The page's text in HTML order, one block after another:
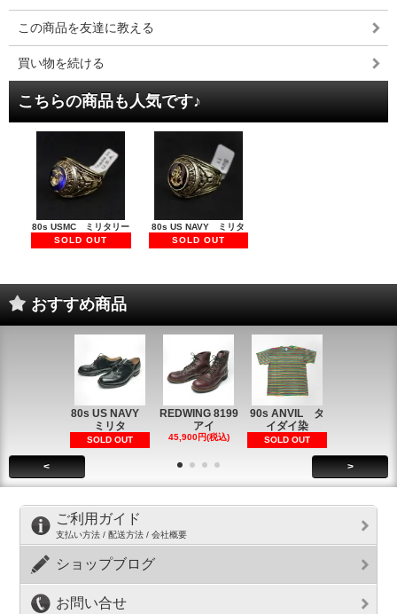
この商品を友達に教える
買い物を続ける
こちらの商品も人気です♪
80s USMC ミリタリー
SOLD OUT
80s US NAVY ミリタ
SOLD OUT
おすすめ商品
80s US NAVY
ミリタ
SOLD OUT
REDWING 8199
アイ
45,900円(税込)
90s ANVIL タ
イダイ染
SOLD OUT
< >
ご利用ガイド
支払い方法 / 配送方法 / 会社概要
ショップブログ
お問い合せ